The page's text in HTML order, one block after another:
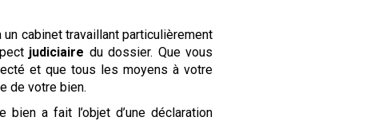
un cabinet travaillant particulièrement
judiciaire du dossier. Que vous
et que tous les moyens à votre
de votre bien.
bien a fait l’objet d’une déclaration